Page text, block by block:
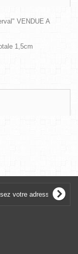
VENDUE A
1,5cm